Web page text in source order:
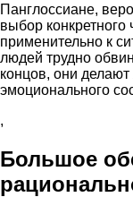
Панглоссиане,
выбор конкретного
применительно к
людей трудно
концов, они
эмоционального
,
Большое